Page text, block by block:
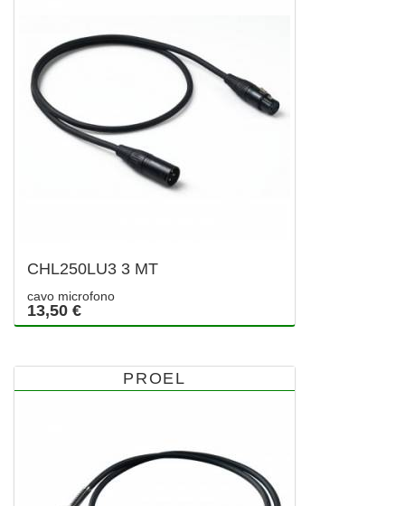
CHL250LU3 3 MT
cavo microfono
13,50 €
PROEL